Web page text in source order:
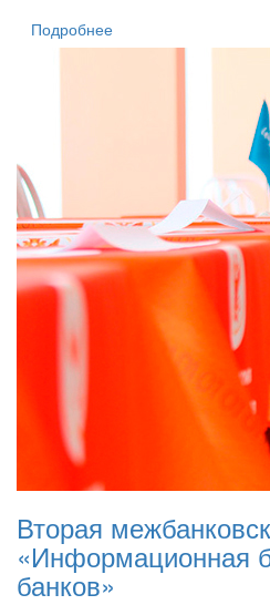
Подробнее
Вторая
«Информационная
банков»